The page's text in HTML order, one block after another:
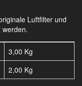
Luftfilter und
werden.
3,00 Kg
2,00 Kg